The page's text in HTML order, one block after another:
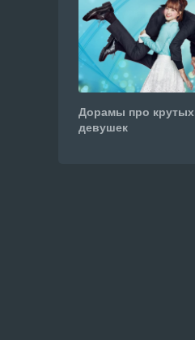
Дорамы про крутых
девушек